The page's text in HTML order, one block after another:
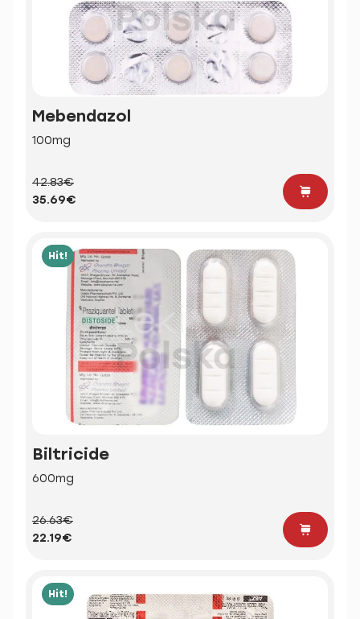
Mebendazol
100mg
42.83€
35.69€
Hit!
Biltricide
600mg
26.63€
22.19€
Hit!